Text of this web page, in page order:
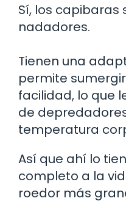
Sí, los capibaras
nadadores.
Tienen una
permite
facilidad, lo que
de
temperatura
Así que ahí lo
completo a la
roedor más